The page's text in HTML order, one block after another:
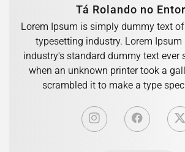
Tá Rolando no
Lorem Ipsum is simply dummy text
typesetting industry. Lorem Ipsum
industry's standard dummy text ever
when an unknown printer took a
scrambled it to make a type